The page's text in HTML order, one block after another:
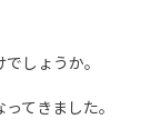
しょうか。
てきました。